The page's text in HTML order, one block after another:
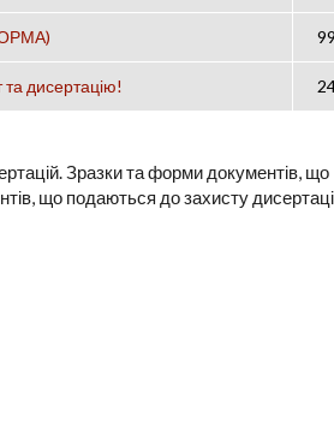
та дисертацію!
Зразки та форми документів, що
що подаються до захисту